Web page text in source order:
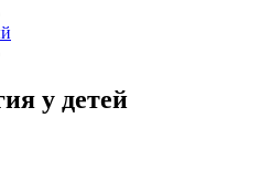
у детей